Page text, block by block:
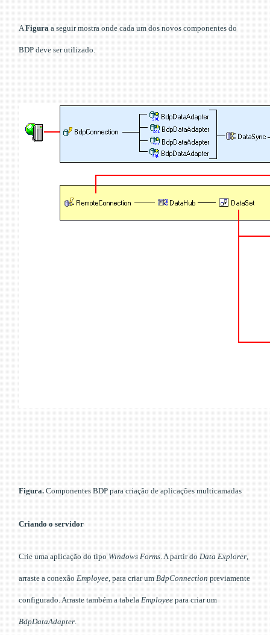
A Figura a seguir mostra onde cada um dos novos componentes do
BDP deve ser utilizado.
Figura. Componentes BDP para criação de aplicações multicamadas
Criando o servidor
Crie uma aplicação do tipo Windows Forms . A partir do Data Explorer
arraste a conexão Employee , para criar um BdpConnection previamente
configurado. Arraste também a tabela Employee para criar um
BdpDataAdapter.